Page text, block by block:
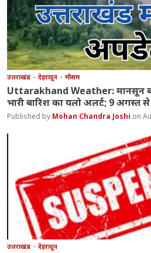
उत्तराखंड देहरादून मौसम
Uttarakhand Weather: मानसून
भारी बारिश का यलो अलर्ट; 9 अगस्त
Mohan Chandra Joshi
उत्तराखंड देहरादून